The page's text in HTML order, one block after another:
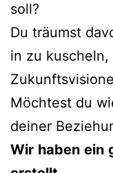
soll?
Du träumst
in zu
Möchtest du
deiner
Wir haben ein